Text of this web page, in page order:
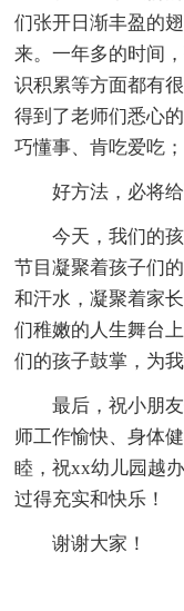
们张开日渐丰盈的
来。一年多的时间
识积累等方面都有
得到了老师们悉心
巧懂事、肯吃爱吃；
好方法，必将
今天，我们的
节目凝聚着孩子们
和汗水，凝聚着家
们稚嫩的人生舞台
们的孩子鼓掌，为
最后，祝小朋
师工作愉快、身体
睦，祝xx幼儿园越
过得充实和快乐！
谢谢大家！